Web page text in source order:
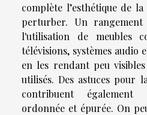
complète l’esthétique de
perturber. Un
l'utilisation de meubles
télévisions, systèmes audio
en les rendant peu
utilisés. Des astuces pour
contribuent
ordonnée et épurée. On